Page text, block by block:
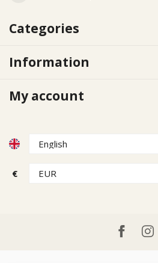
Categories
Information
My account
€